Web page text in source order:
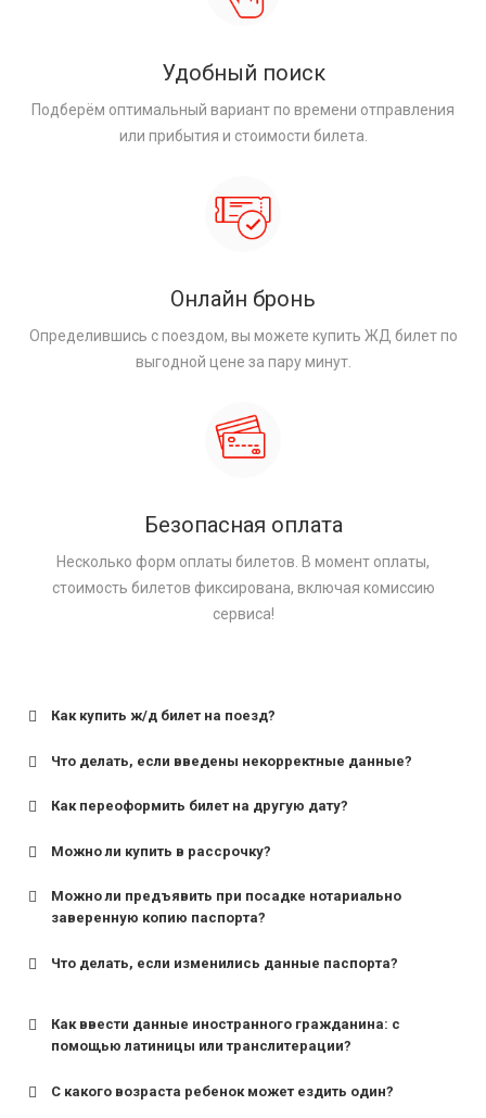
Удобный поиск
Подберём оптимальный вариант по времени отправления
или прибытия и стоимости билета.
Онлайн бронь
Определившись с поездом, вы можете купить ЖД билет по
выгодной цене за пару минут.
Безопасная оплата
Несколько форм оплаты билетов. В момент оплаты,
стоимость билетов фиксирована, включая комиссию
сервиса!
Как купить ж/д билет на поезд?
Что делать, если введены некорректные данные?
Как переоформить билет на другую дату?
Можно ли купить в рассрочку?
Можно ли предъявить при посадке нотариально
заверенную копию паспорта?
Что делать, если изменились данные паспорта?
Как ввести данные иностранного гражданина: с
помощью латиницы или транслитерации?
С какого возраста ребенок может ездить один?